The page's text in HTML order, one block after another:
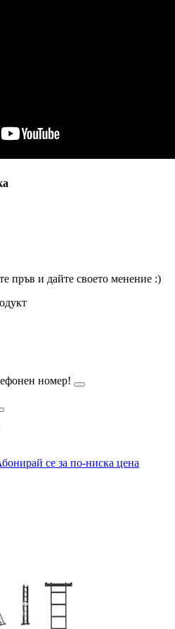
пръв и дайте своето менение :)
номер!
се за по-ниска цена